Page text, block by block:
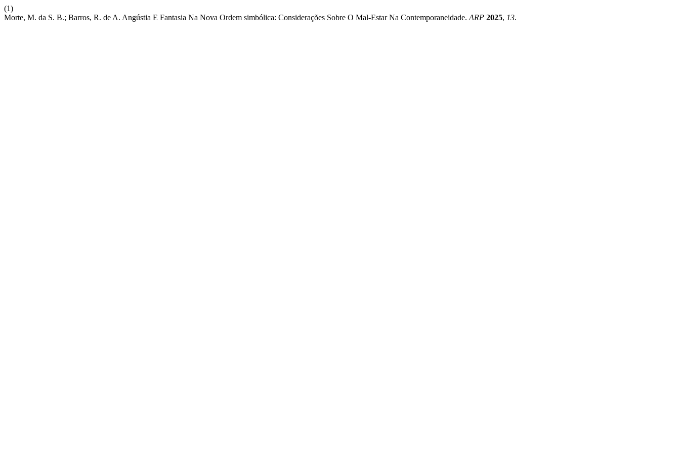
(1)
Morte, M. da S. B.; Barros, R. de A. Angústia E Fantasia Na Nova Ordem simbólica: Considerações Sobre O Mal-Estar Na Contemporaneidade. ARP 2025, 13.